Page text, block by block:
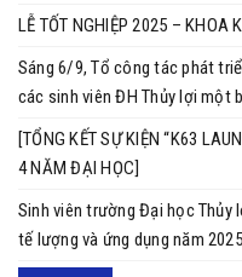
LỄ TỐT NGHIỆP 2025 – KHOA
Sáng 6/9, Tổ công tác phát
các sinh viên ĐH Thủy lợi một
[TỔNG KẾT SỰ KIỆN “K63
4 NĂM ĐẠI HỌC]
Sinh viên trường Đại học Thủy
tế lượng và ứng dụng năm 2025